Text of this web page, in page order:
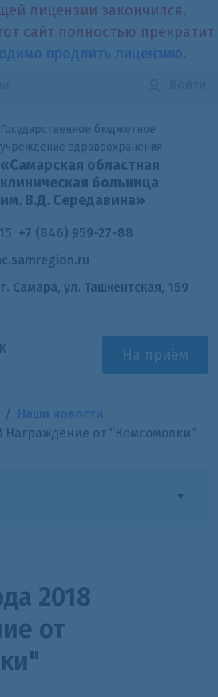
лицензии закончился.
сайт полностью прекратит
Государственное бюджетное
учреждение здравоохранения
«Самарская областная
клиническая больница
им. В.Д. Середавина»
+7 (846) 959-27-88
Самара, ул. Ташкентская, 159
На приём
Награждение от "Комсомолки"
2018
от